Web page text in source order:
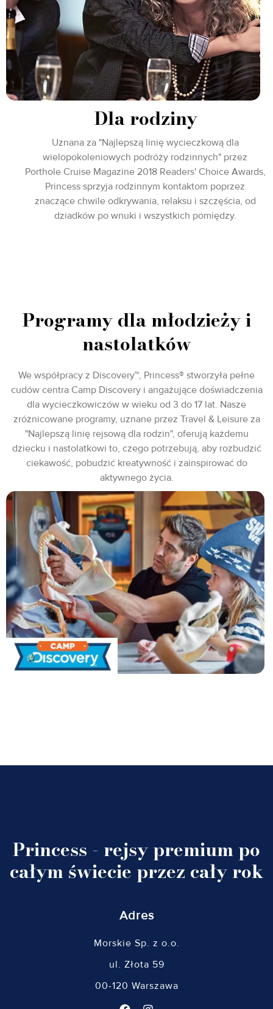
Dla rodziny
Uznana za "Najlepszą linię wycieczkową dla
wielopokoleniowych podróży rodzinnych" przez
Porthole Cruise Magazine 2018 Readers' Choice Awards,
Princess sprzyja rodzinnym kontaktom poprzez
znaczące chwile odkrywania, relaksu i szczęścia, od
dziadków po wnuki i wszystkich pomiędzy.
Programy dla młodzieży i
nastolatków
We współpracy z Discovery™, Princess® stworzyła pełne
cudów centra Camp Discovery i angażujące doświadczenia
dla wycieczkowiczów w wieku od 3 do 17 lat. Nasze
zróżnicowane programy, uznane przez Travel & Leisure za
"Najlepszą linię rejsową dla rodzin", oferują każdemu
dziecku i nastolatkowi to, czego potrzebują, aby rozbudzić
ciekawość, pobudzić kreatywność i zainspirować do
aktywnego życia.
Princess - rejsy premium po
całym świecie przez cały rok
Adres
Morskie Sp. z o.o.
ul. Złota 59
00-120 Warszawa